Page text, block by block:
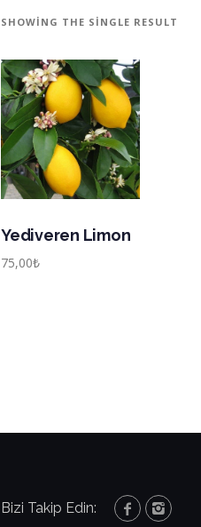
SHOWING THE SINGLE RESULT
Yediveren Limon
75,00₺
Bizi Takip Edin: